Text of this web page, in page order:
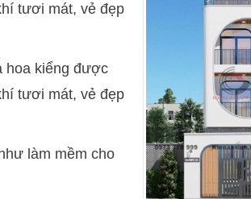
tươi mát, vẻ đẹp
hoa kiểng được
tươi mát, vẻ đẹp
làm mềm cho